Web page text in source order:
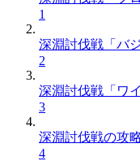
1
深淵討伐戦「バ
2
深淵討伐戦「ワ
3
深淵討伐戦の攻
4